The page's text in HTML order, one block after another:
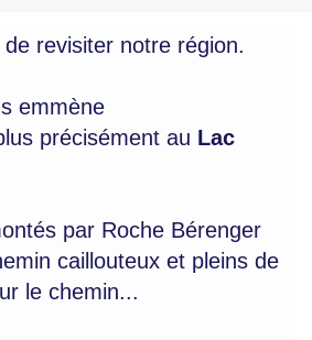
revisiter notre région.
emmène
précisément au Lac
par Roche Bérenger
caillouteux et pleins de
le chemin...